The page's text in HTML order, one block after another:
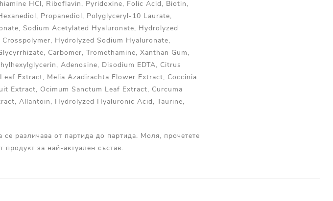
HCl, Riboflavin, Pyridoxine, Folic Acid, Biotin,
Propanediol, Polyglyceryl-10 Laurate,
Sodium Acetylated Hyaluronate, Hydrolyzed
Hydrolyzed Sodium Hyaluronate,
Carbomer, Tromethamine, Xanthan Gum,
Adenosine, Disodium EDTA, Citrus
Extract, Melia Azadirachta Flower Extract, Coccinia
Extract, Ocimum Sanctum Leaf Extract, Curcuma
Allantoin, Hydrolyzed Hyaluronic Acid, Taurine,
различава от партида до партида. Моля, прочетете
продукт за най-актуален състав.